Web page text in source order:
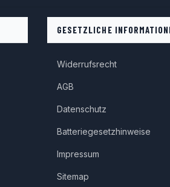
GESETZLICHE
Widerrufsrecht
AGB
Datenschutz
Batteriegesetzhinweise
Impressum
Sitemap